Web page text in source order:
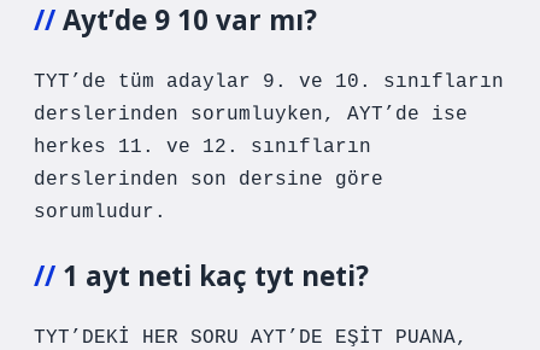
Ayt’de 9 10 var mı?
TYT’de tüm adaylar 9. ve 10. sınıfların
derslerinden sorumluyken, AYT’de ise
herkes 11. ve 12. sınıfların
derslerinden son dersine göre
sorumludur.
1 ayt neti kaç tyt neti?
TYT’DEKİ HER SORU AYT’DE EŞİT PUANA,